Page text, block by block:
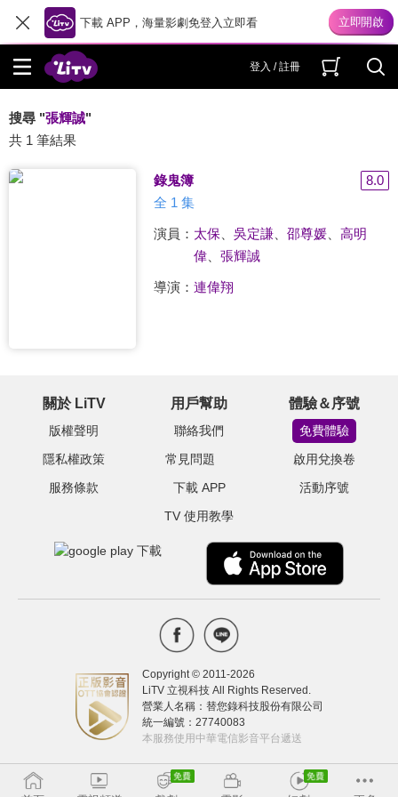
下載 APP，海量影劇免登入立即看
登入 / 註冊
搜尋 "張輝誠"
共 1 筆結果
錄鬼簿
8.0
全 1 集
演員： 太保 吳定謙、 邵尊媛、 高明
偉、 張輝誠
導演： 連偉翔
關於 LiTV
版權聲明
隱私權政策
服務條款
用戶幫助
聯絡我們
常見問題
下載 APP
TV 使用教學
體驗＆序號
免費體驗
啟用兌換卷
活動序號
Copyright © 2011-2026
LiTV 立視科技 All Rights Reserved.
營業人名稱：替您錄科技股份有限公司
統一編號：27740083
本服務使用中華電信影音平台遞送